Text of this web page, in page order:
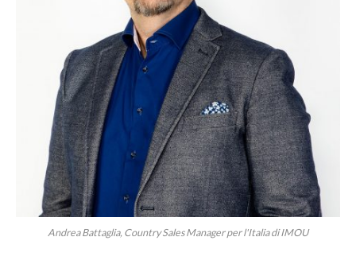
Andrea Battaglia, Country Sales Manager per l'Italia di IMOU